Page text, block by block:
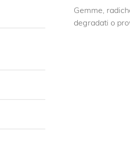
Gemme,
degradati o